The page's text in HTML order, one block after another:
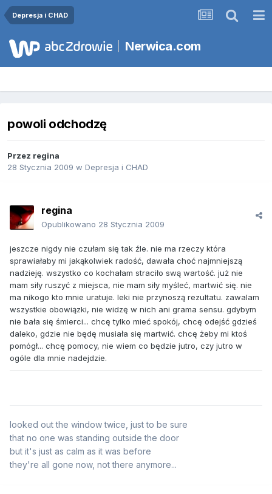
Depresja i CHAD
Nerwica.com
powoli odchodzę
Przez regina
28 Stycznia 2009 w Depresja i CHAD
regina
Opublikowano 28 Stycznia 2009
jeszcze nigdy nie czułam się tak źle. nie ma rzeczy która
sprawiałaby mi jakąkolwiek radość, dawała choć najmniejszą
nadzieję. wszystko co kochałam straciło swą wartość. już nie
mam siły ruszyć z miejsca, nie mam siły myśleć, martwić się. nie
ma nikogo kto mnie uratuje. leki nie przynoszą rezultatu. zawalam
wszystkie obowiązki, nie widzę w nich ani grama sensu. gdybym
nie bała się śmierci... chcę tylko mieć spokój, chcę odejść gdzieś
daleko, gdzie nie będę musiała się martwić. chcę żeby mi ktoś
pomógł... chcę pomocy, nie wiem co będzie jutro, czy jutro w
ogóle dla mnie nadejdzie.
looked out the window twice, just to be sure
that no one was standing outside the door
but it's just as calm as it was before
they're all gone now, not there anymore...